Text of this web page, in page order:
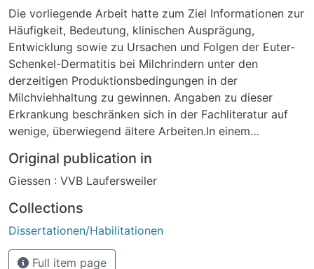
Die vorliegende Arbeit hatte zum Ziel Informationen zur
Häufigkeit, Bedeutung, klinischen Ausprägung,
Entwicklung sowie zu Ursachen und Folgen der Euter-
Schenkel-Dermatitis bei Milchrindern unter den
derzeitigen Produktionsbedingungen in der
Milchviehhaltung zu gewinnen. Angaben zu dieser
Erkrankung beschränken sich in der Fachliteratur auf
wenige, überwiegend ältere Arbeiten.In einem
Februar bis zum 19. April 2007 317 Milchrinder der
Rasse Deutsche Holstein und Deutsche Holstein-Jersey
Färsen und 184 Tiere der Gruppe der Kühe angehörten.
Die Studie umfasste alle Milchrinder, deren Abkalbung
in den Beobachtungszeitraum fiel und deren
Milchleistung über die Milchleistungskontrolle erfasst
Original publication in
Giessen : VVB Laufersweiler
Collections
Dissertationen/Habilitationen
Full item page